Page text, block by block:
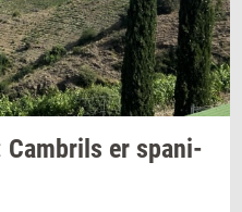
Cam­brils er spa­ni­